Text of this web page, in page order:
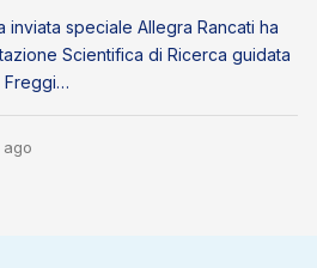
inviata speciale Allegra Rancati ha
Scientifica di Ricerca guidata
Freggi…